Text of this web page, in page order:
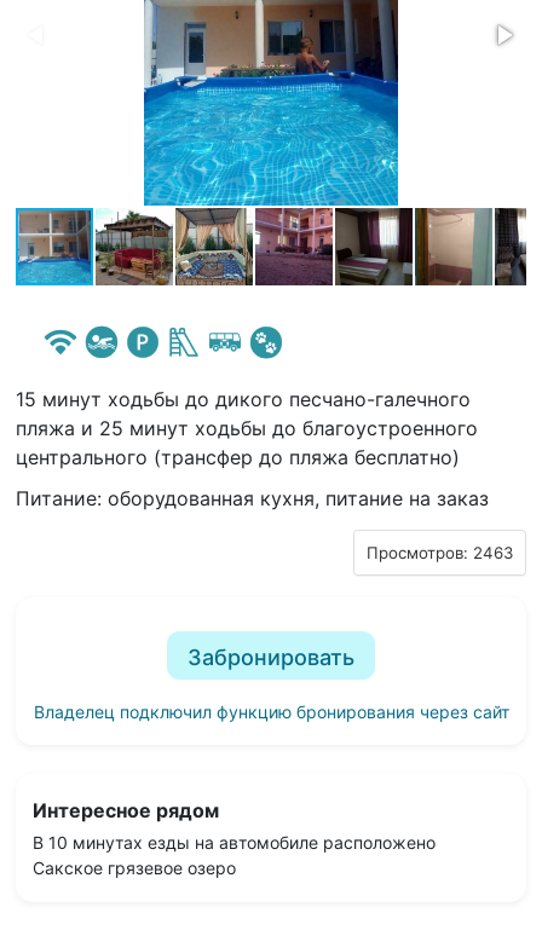
15 минут ходьбы до дикого песчано-галечного
пляжа и 25 минут ходьбы до благоустроенного
центрального (трансфер до пляжа бесплатно)
Питание: оборудованная кухня, питание на заказ
Просмотров: 2463
Забронировать
Владелец подключил функцию бронирования через сайт
Интересное рядом
В 10 минутах езды на автомобиле расположено
Сакское грязевое озеро